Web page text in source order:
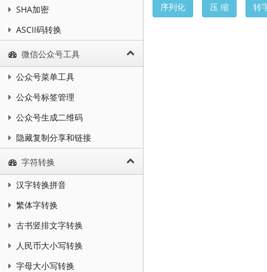
SHA加密
ASCII码转换
微信公众号工具
公众号菜单工具
公众号标签管理
公众号生成二维码
隐藏复制分享和链接
字符转换
汉字转换拼音
繁体字转换
古书竖排文字转换
人民币大小写转换
字母大小写转换
序列化 压 缩 转